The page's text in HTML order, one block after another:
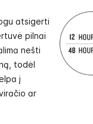
atsigerti
pilnai
nešti
todėl
į
ar